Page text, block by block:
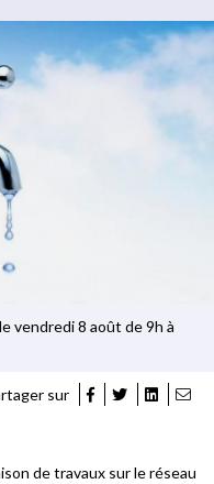
vendredi 8 août de 9h à
sur
de travaux sur le réseau